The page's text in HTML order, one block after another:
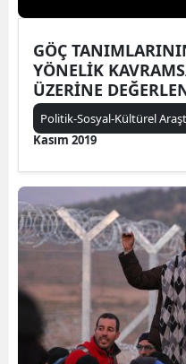
GÖÇ
YÖNELİK
ÜZERİNE
Politik-Sosyal-Kültürel
Kasım 2019